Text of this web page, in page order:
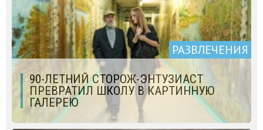
РАЗВЛЕЧЕНИЯ
90-ЛЕТНИЙ СТОРОЖ-ЭНТУЗИАСТ
ПРЕВРАТИЛ ШКОЛУ В КАРТИННУЮ
ГАЛЕРЕЮ